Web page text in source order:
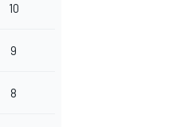
10
9
8